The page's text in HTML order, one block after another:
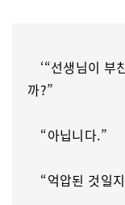
‘“선생님이 부
까?”
“아닙니다.”
“억압된 것일